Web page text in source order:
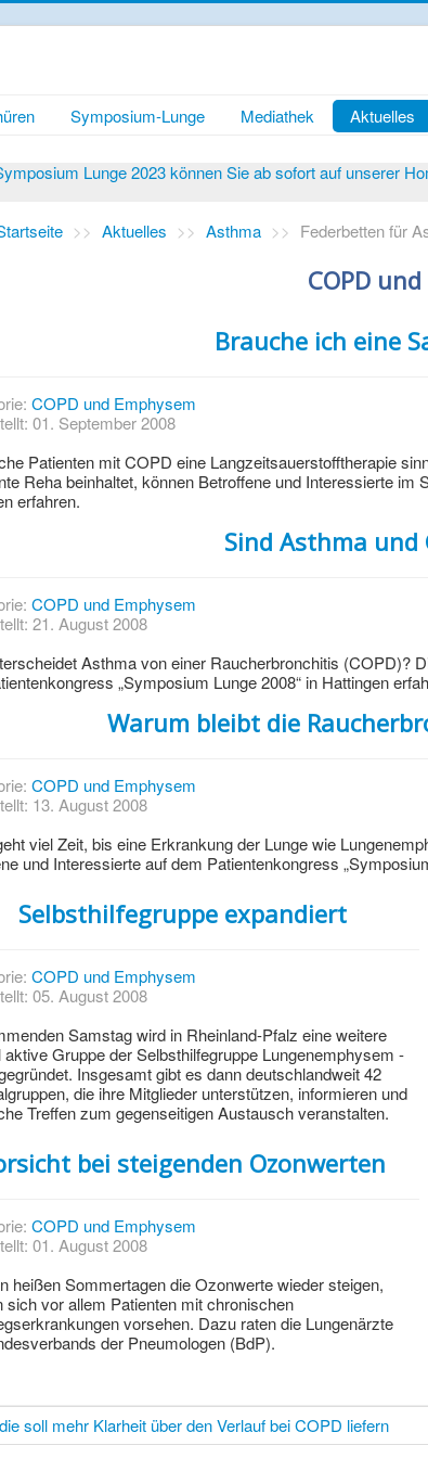
Symposium-Lunge Mediathek Aktuelles
Lunge 2023 können Sie ab sofort auf unserer
>> Aktuelles >> Asthma >> Federbetten für
COPD
Brauche ich eine
COPD und Emphysem
01. September 2008
Patienten mit COPD eine Langzeitsauerstofftherapie
Reha beinhaltet, können Betroffene und Interessierte
erfahren.
Sind Asthma und
COPD und Emphysem
21. August 2008
Asthma von einer Raucherbronchitis (COPD)?
„Symposium Lunge 2008“ in Hattingen
Warum bleibt die
COPD und Emphysem
13. August 2008
viel Zeit, bis eine Erkrankung der Lunge wie
und Interessierte auf dem Patientenkongress
Selbsthilfegruppe expandiert
COPD und Emphysem
05. August 2008
Samstag wird in Rheinland-Pfalz eine weitere
aktive Gruppe der Selbsthilfegruppe Lungenemphysem -
Insgesamt gibt es dann deutschlandweit 42
die ihre Mitglieder unterstützen, informieren und
Treffen zum gegenseitigen Austausch veranstalten.
bei steigenden Ozonwerten
COPD und Emphysem
01. August 2008
heißen Sommertagen die Ozonwerte wieder steigen,
sich vor allem Patienten mit chronischen
vorsehen. Dazu raten die Lungenärzte
der Pneumologen (BdP).
soll mehr Klarheit über den Verlauf bei COPD liefern